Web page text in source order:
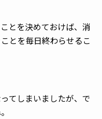
とを決めておけば、消
とを毎日終わらせるこ
てしまいましたが、で